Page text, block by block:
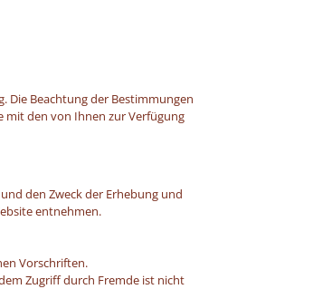
Die Beachtung der Bestimmungen
mit den von Ihnen zur Verfügung
den Zweck der Erhebung und
entnehmen.
Vorschriften.
Zugriff durch Fremde ist nicht